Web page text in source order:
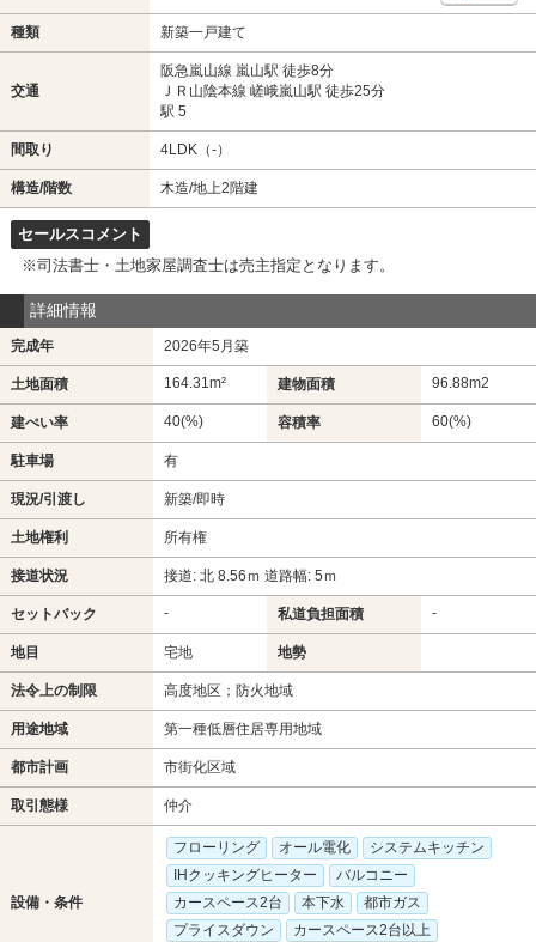
種類 新築一戸建て
交通
阪急嵐山線 嵐山駅 徒歩8分
ＪＲ山陰本線 嵯峨嵐山駅 徒歩25分
駅 5
間取り 4LDK（-）
構造/階数 木造/地上2階建
セールスコメント
※司法書士・土地家屋調査士は売主指定となります。
詳細情報
完成年 2026年5月築
土地面積 164.31m² 建物面積 96.88m2
建ぺい率 40(%) 容積率 60(%)
駐車場 有
現況/引渡し 新築/即時
土地権利 所有権
接道状況 接道: 北 8.56ｍ 道路幅: 5ｍ
セットバック - 私道負担面積 -
地目 宅地 地勢
法令上の制限 高度地区；防火地域
用途地域 第一種低層住居専用地域
都市計画 市街化区域
取引態様 仲介
設備・条件
フローリング オール電化
システムキッチン
IHクッキングヒーター
バルコニー
カースペース2台
本下水
都市ガス
プライスダウン
カースペース2台以上